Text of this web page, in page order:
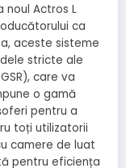
noul Actros L
ca
aceste sisteme
stricte ale
care va
o gamă
pentru a
toți utilizatorii
camere de luat
pentru eficiența